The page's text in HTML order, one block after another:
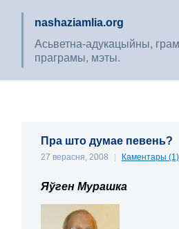
nashaziamlia.org
Асьветна-адукацыйны,
праграмы, мэты.
Пра што думае певень?
27 верасня, 2008 | Каментары (1)
Яўген Мурашка